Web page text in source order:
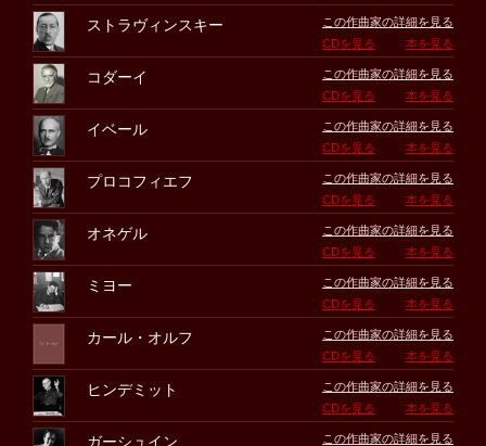
ストラヴィンスキー
この作曲家の詳細を見る
CDを見る
本を見る
コダーイ
この作曲家の詳細を見る
CDを見る
本を見る
イベール
この作曲家の詳細を見る
CDを見る
本を見る
プロコフィエフ
この作曲家の詳細を見る
CDを見る
本を見る
オネゲル
この作曲家の詳細を見る
CDを見る
本を見る
ミヨー
この作曲家の詳細を見る
CDを見る
本を見る
カール・オルフ
この作曲家の詳細を見る
CDを見る
本を見る
ヒンデミット
この作曲家の詳細を見る
CDを見る
本を見る
ガーシュイン
この作曲家の詳細を見る